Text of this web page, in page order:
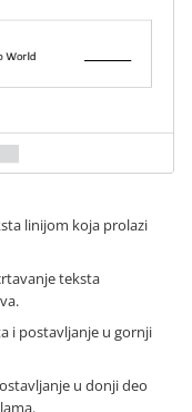
linijom koja prolazi
teksta
i postavljanje u gornji
u donji deo